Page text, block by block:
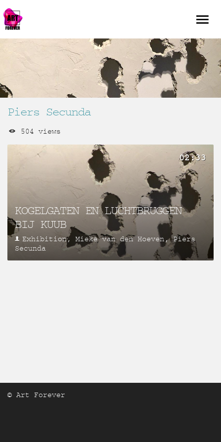
Piers Secunda
504 views
KOGELGATEN EN LUCHTBRUGGEN
BIJ KUUB
Exhibition, Mieke van den Hoeven, Piers
Secunda
02:33
© Art Forever